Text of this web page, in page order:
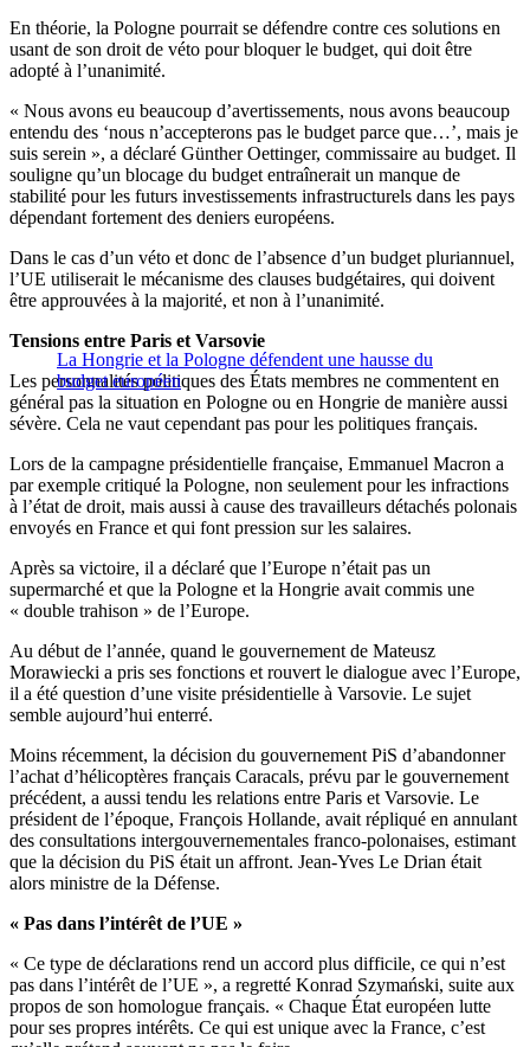
En théorie, la Pologne pourrait se défendre contre ces solutions en
usant de son droit de véto pour bloquer le budget, qui doit être
adopté à l’unanimité.
« Nous avons eu beaucoup d’avertissements, nous avons beaucoup
entendu des ‘nous n’accepterons pas le budget parce que…’, mais je
suis serein », a déclaré Günther Oettinger, commissaire au budget. Il
souligne qu’un blocage du budget entraînerait un manque de
stabilité pour les futurs investissements infrastructurels dans les pays
dépendant fortement des deniers européens.
Dans le cas d’un véto et donc de l’absence d’un budget pluriannuel,
l’UE utiliserait le mécanisme des clauses budgétaires, qui doivent
être approuvées à la majorité, et non à l’unanimité.
La Hongrie et la Pologne défendent une hausse du
budget européen
Tensions entre Paris et Varsovie
Les personnalités politiques des États membres ne commentent en
général pas la situation en Pologne ou en Hongrie de manière aussi
sévère. Cela ne vaut cependant pas pour les politiques français.
Lors de la campagne présidentielle française, Emmanuel Macron a
par exemple critiqué la Pologne, non seulement pour les infractions
à l’état de droit, mais aussi à cause des travailleurs détachés polonais
envoyés en France et qui font pression sur les salaires.
Après sa victoire, il a déclaré que l’Europe n’était pas un
supermarché et que la Pologne et la Hongrie avait commis une
« double trahison » de l’Europe.
Au début de l’année, quand le gouvernement de Mateusz
Morawiecki a pris ses fonctions et rouvert le dialogue avec l’Europe,
il a été question d’une visite présidentielle à Varsovie. Le sujet
semble aujourd’hui enterré.
Moins récemment, la décision du gouvernement PiS d’abandonner
l’achat d’hélicoptères français Caracals, prévu par le gouvernement
précédent, a aussi tendu les relations entre Paris et Varsovie. Le
président de l’époque, François Hollande, avait répliqué en annulant
des consultations intergouvernementales franco-polonaises, estimant
que la décision du PiS était un affront. Jean-Yves Le Drian était
alors ministre de la Défense.
« Pas dans l’intérêt de l’UE »
« Ce type de déclarations rend un accord plus difficile, ce qui n’est
pas dans l’intérêt de l’UE », a regretté Konrad Szymański, suite aux
propos de son homologue français. « Chaque État européen lutte
pour ses propres intérêts. Ce qui est unique avec la France, c’est